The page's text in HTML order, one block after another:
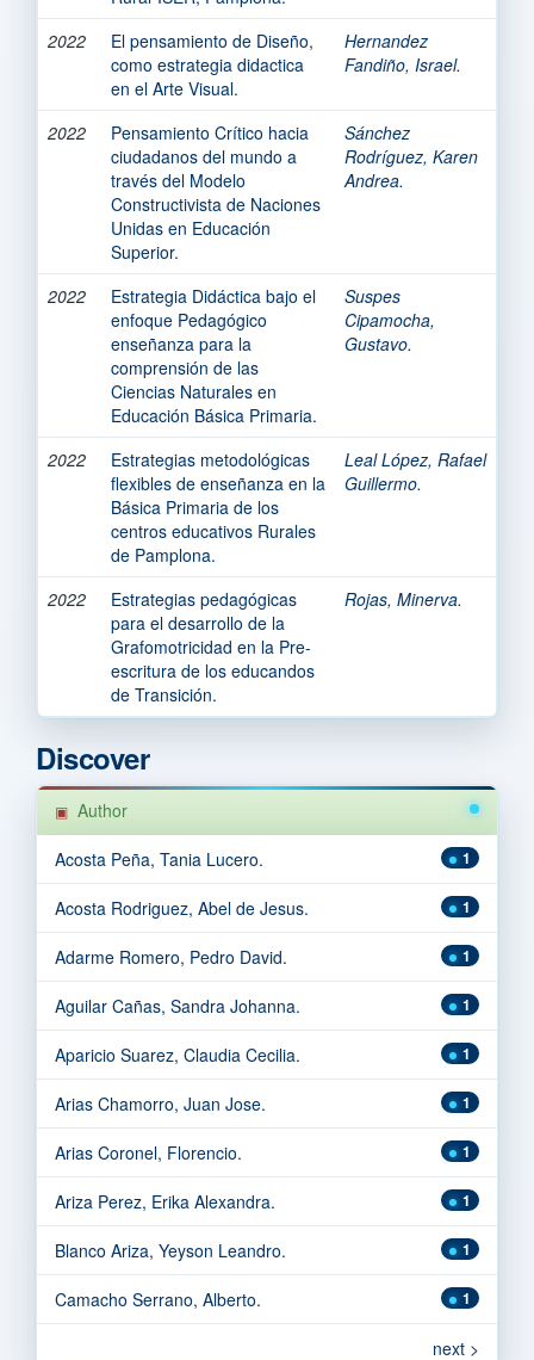
2022
El pensamiento de Diseño,
como estrategia didactica
en el Arte Visual.
Hernandez
Fandiño, Israel.
2022
Pensamiento Crítico hacia
ciudadanos del mundo a
través del Modelo
Constructivista de Naciones
Unidas en Educación
Superior.
Sánchez
Rodríguez, Karen
Andrea.
2022
Estrategia Didáctica bajo el
enfoque Pedagógico
enseñanza para la
comprensión de las
Ciencias Naturales en
Educación Básica Primaria.
Suspes
Cipamocha,
Gustavo.
2022
Estrategias metodológicas
flexibles de enseñanza en la
Básica Primaria de los
centros educativos Rurales
de Pamplona.
Leal López, Rafael
Guillermo.
2022
Estrategias pedagógicas
para el desarrollo de la
Grafomotricidad en la Pre-
escritura de los educandos
de Transición.
Rojas, Minerva.
Discover
Author
1
Acosta Peña, Tania Lucero.
1
Acosta Rodriguez, Abel de Jesus.
1
Adarme Romero, Pedro David.
1
Aguilar Cañas, Sandra Johanna.
1
Aparicio Suarez, Claudia Cecilia.
1
Arias Chamorro, Juan Jose.
1
Arias Coronel, Florencio.
1
Ariza Perez, Erika Alexandra.
1
Blanco Ariza, Yeyson Leandro.
1
Camacho Serrano, Alberto.
next >